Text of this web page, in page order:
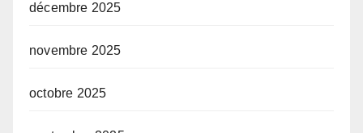
décembre 2025
novembre 2025
octobre 2025